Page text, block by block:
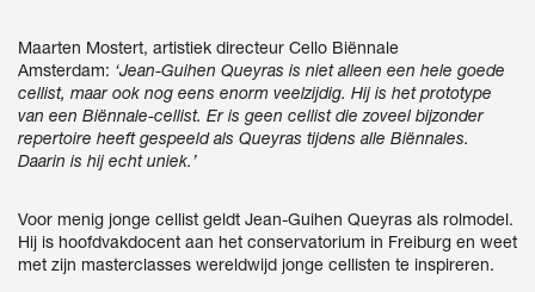
Maarten Mostert, artistiek directeur Cello Biënnale
Amsterdam: ‘Jean-Guihen Queyras is niet alleen een hele goede
cellist, maar ook nog eens enorm veelzijdig. Hij is het prototype
van een Biënnale-cellist. Er is geen cellist die zoveel bijzonder
repertoire heeft gespeeld als Queyras tijdens alle Biënnales.
Daarin is hij echt uniek.’
Voor menig jonge cellist geldt Jean-Guihen Queyras als rolmodel.
Hij is hoofdvakdocent aan het conservatorium in Freiburg en weet
met zijn masterclasses wereldwijd jonge cellisten te inspireren.